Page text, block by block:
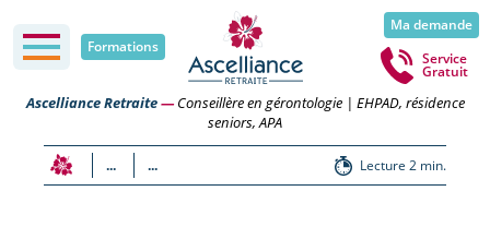
Formations
Ma demande
Service
Gratuit
Ascelliance Retraite—Conseillère en gérontologie | EHPAD, résidence
seniors, APA
... ... Lecture 2 min.